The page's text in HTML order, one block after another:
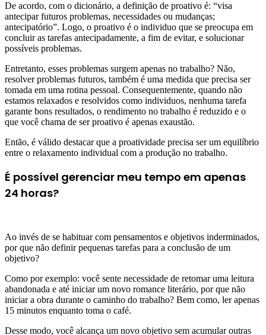
De acordo, com o dicionário, a definição de proativo é: “visa
antecipar futuros problemas, necessidades ou mudanças;
antecipatório”. Logo, o proativo é o individuo que se preocupa em
concluir as tarefas antecipadamente, a fim de evitar, e solucionar
possíveis problemas.
Entretanto, esses problemas surgem apenas no trabalho? Não,
resolver problemas futuros, também é uma medida que precisa ser
tomada em uma rotina pessoal. Consequentemente, quando não
estamos relaxados e resolvidos como individuos, nenhuma tarefa
garante bons resultados, o rendimento no trabalho é reduzido e o
que você chama de ser proativo é apenas exaustão.
Então, é válido destacar que a proatividade precisa ser um equilíbrio
entre o relaxamento individual com a produção no trabalho.
É possível gerenciar meu tempo em apenas
24 horas?
Ao invés de se habituar com pensamentos e objetivos inderminados,
por que não definir pequenas tarefas para a conclusão de um
objetivo?
Como por exemplo: você sente necessidade de retomar uma leitura
abandonada e até iniciar um novo romance literário, por que não
iniciar a obra durante o caminho do trabalho? Bem como, ler apenas
15 minutos enquanto toma o café.
Desse modo, você alcança um novo objetivo sem acumular outras